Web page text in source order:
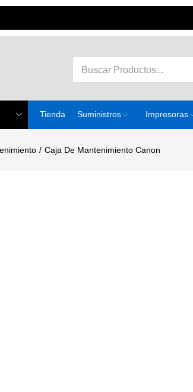
Tienda Suministros Impresoras
Caja De Mantenimiento Canon